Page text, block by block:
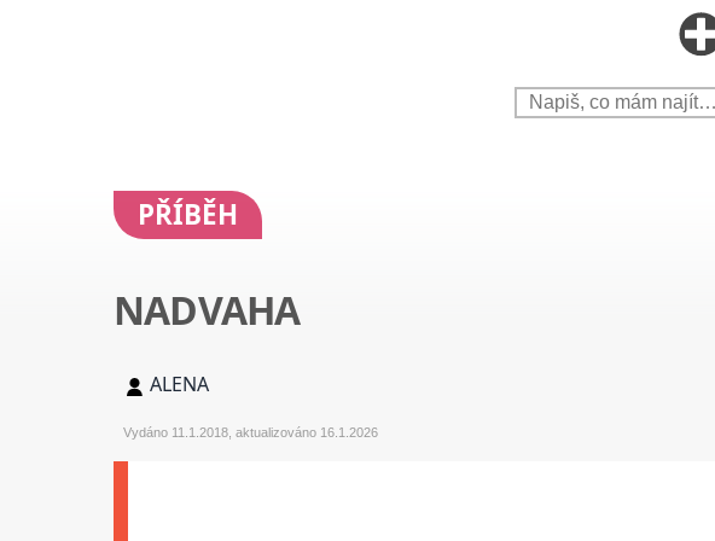
PŘÍBĚH
NADVAHA
ALENA
Vydáno 11.1.2018, aktualizováno 16.1.2026